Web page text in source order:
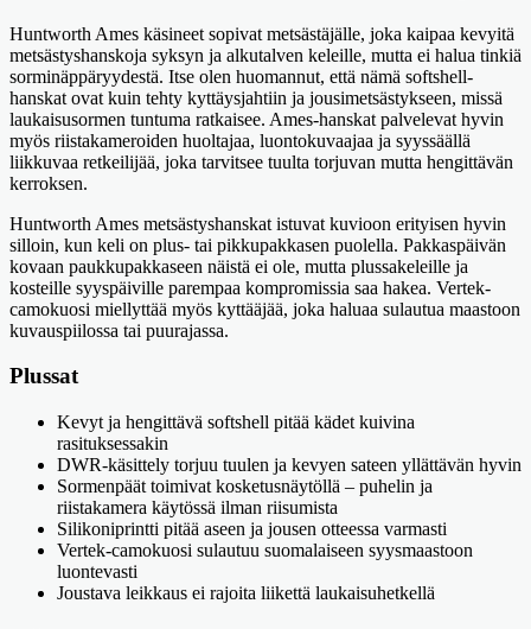
Huntworth Ames käsineet sopivat metsästäjälle, joka kaipaa kevyitä
metsästyshanskoja syksyn ja alkutalven keleille, mutta ei halua tinkiä
sorminäppäryydestä. Itse olen huomannut, että nämä softshell-
hanskat ovat kuin tehty kyttäysjahtiin ja jousimetsästykseen, missä
laukaisusormen tuntuma ratkaisee. Ames-hanskat palvelevat hyvin
myös riistakameroiden huoltajaa, luontokuvaajaa ja syyssäällä
liikkuvaa retkeilijää, joka tarvitsee tuulta torjuvan mutta hengittävän
kerroksen.
Huntworth Ames metsästyshanskat istuvat kuvioon erityisen hyvin
silloin, kun keli on plus- tai pikkupakkasen puolella. Pakkaspäivän
kovaan paukkupakkaseen näistä ei ole, mutta plussakeleille ja
kosteille syyspäiville parempaa kompromissia saa hakea. Vertek-
camokuosi miellyttää myös kyttääjää, joka haluaa sulautua maastoon
kuvauspiilossa tai puurajassa.
Plussat
Kevyt ja hengittävä softshell pitää kädet kuivina
rasituksessakin
DWR-käsittely torjuu tuulen ja kevyen sateen yllättävän hyvin
Sormenpäät toimivat kosketusnäytöllä – puhelin ja
riistakamera käytössä ilman riisumista
Silikoniprintti pitää aseen ja jousen otteessa varmasti
Vertek-camokuosi sulautuu suomalaiseen syysmaastoon
luontevasti
Joustava leikkaus ei rajoita liikettä laukaisuhetkellä